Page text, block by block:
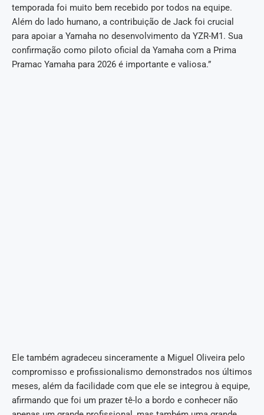
temporada foi muito bem recebido por todos na equipe.
Além do lado humano, a contribuição de Jack foi crucial
para apoiar a Yamaha no desenvolvimento da YZR-M1. Sua
confirmação como piloto oficial da Yamaha com a Prima
Pramac Yamaha para 2026 é importante e valiosa.”
Ele também agradeceu sinceramente a Miguel Oliveira pelo
compromisso e profissionalismo demonstrados nos últimos
meses, além da facilidade com que ele se integrou à equipe,
afirmando que foi um prazer tê-lo a bordo e conhecer não